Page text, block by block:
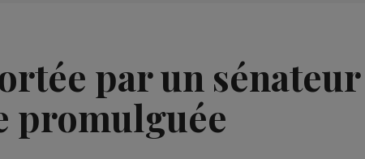
par un sénateur
promulguée